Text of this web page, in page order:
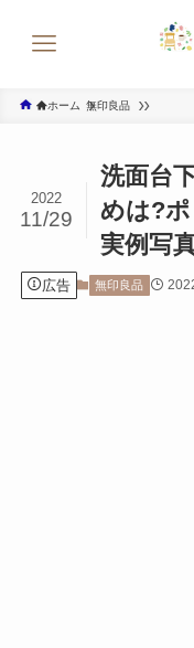
ホーム 無印良品
洗面台
めは?
実例写
2022
11/29
広告 無印良品